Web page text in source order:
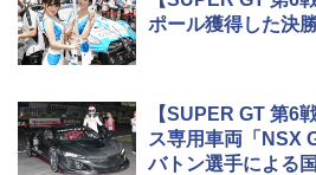
ポール獲得した決
【SUPER GT 第6
ス専用車両「NSX
バトン選手による